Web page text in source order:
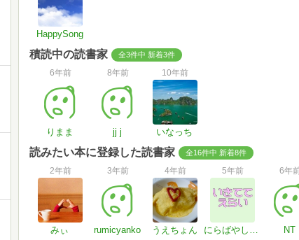
HappySong
積読中の読書家 全3件中 新着3件
6年前
りまま
8年前
jj j
10年前
いなっち
読みたい本に登録した読書家 全16件中 新着8件
2年前
みぃ
3年前
rumicyanko
4年前
うえちょん
5年前
にらばやし（呼）ねぎ
6年
NT